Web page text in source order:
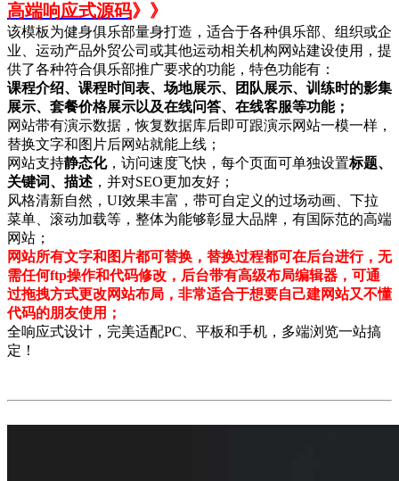
高端响应式源码》》
该模板为健身俱乐部量身打造，适合于各种俱乐部、组织或企
业、运动产品外贸公司或其他运动相关机构网站建设使用，提
供了各种符合俱乐部推广要求的功能，特色功能有：
课程介绍、课程时间表、场地展示、团队展示、训练时的影集
展示、套餐价格展示以及在线问答、在线客服等功能；
网站带有演示数据，恢复数据库后即可跟演示网站一模一样，
替换文字和图片后网站就能上线；
网站支持静态化，访问速度飞快，每个页面可单独设置标题、
关键词、描述 ，并对SEO更加友好；
风格清新自然，UI效果丰富，带可自定义的过场动画、下拉
菜单、滚动加载等，整体为能够彰显大品牌，有国际范的高端
网站；
网站所有文字和图片都可替换，替换过程都可在后台进行，无
需任何ftp操作和代码修改，后台带有高级布局编辑器，可通
过拖拽方式更改网站布局，非常适合于想要自己建网站又不懂
代码的朋友使用；
全响应式设计，完美适配PC、平板和手机，多端浏览一站搞
定！